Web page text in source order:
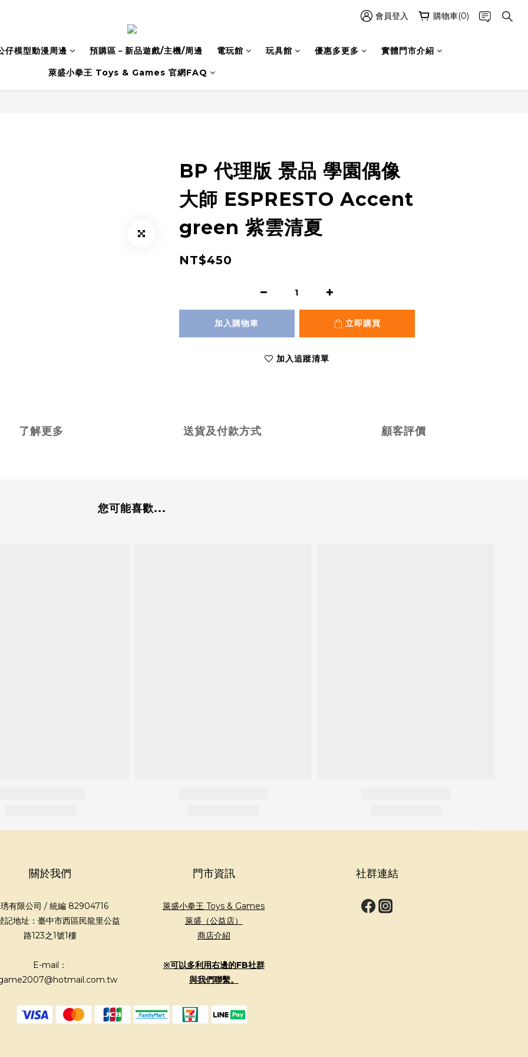
會員登入 購物車(0)
仔模型動漫周邊 預購區－新品遊戲/主機/周邊 電玩館 玩具館 優惠多更多 實體門市介紹
萊盛小拳王 Toys & Games 官網FAQ
BP 代理版 景品 學園偶像
大師 ESPRESTO Accent
green 紫雲清夏
NT$450
加入購物車 立即購買
加入追蹤清單
了解更多 送貨及付款方式 顧客評價
您可能喜歡...
關於我們
有限公司 / 統編 82904716
記地址：臺中市西區民龍里公益
路123之1號1樓
E-mail：
門市資訊
萊盛小拳王 Toys & Games
萊盛（公益店）
商店介紹
※可以多利用右邊的FB社群
與我們聯繫。
社群連結